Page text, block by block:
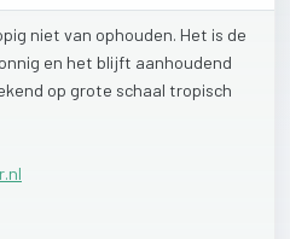
niet van ophouden. Het is de
en het blijft aanhoudend
op grote schaal tropisch